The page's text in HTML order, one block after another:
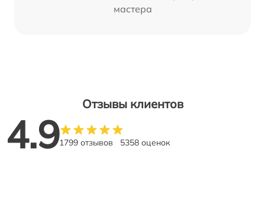
мастера
Отзывы клиентов
4.91799 отзывов 5358 оценок